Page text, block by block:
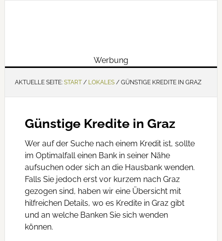
Werbung
AKTUELLE SEITE: START / LOKALES /GÜNSTIGE KREDITE IN GRAZ
Günstige Kredite in Graz
Wer auf der Suche nach einem Kredit ist, sollte
im Optimalfall einen Bank in seiner Nähe
aufsuchen oder sich an die Hausbank wenden.
Falls Sie jedoch erst vor kurzem nach Graz
gezogen sind, haben wir eine Übersicht mit
hilfreichen Details, wo es Kredite in Graz gibt
und an welche Banken Sie sich wenden
können.